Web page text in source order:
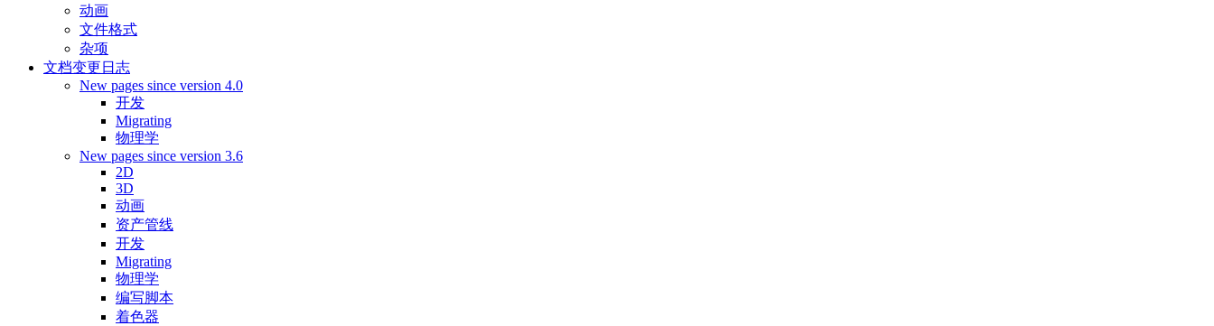
动画
文件格式
杂项
文档变更日志
New pages since version 4.0
开发
Migrating
物理学
New pages since version 3.6
2D
3D
动画
资产管线
开发
Migrating
物理学
编写脚本
着色器